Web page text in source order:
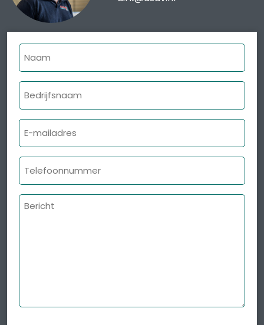
Naam
Bedrijfsnaam
E-
mailadres
Telefoonnummer
Bericht